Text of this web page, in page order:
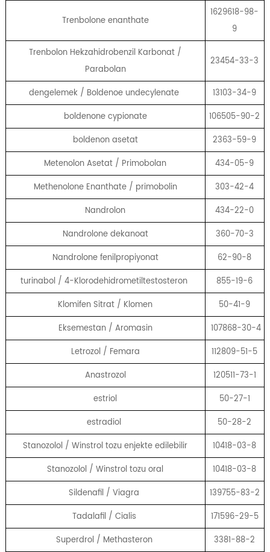
Trenbolone enanthate
1629618-98-
9
Trenbolon Hekzahidrobenzil Karbonat /
Parabolan
23454-33-3
dengelemek / Boldenoe undecylenate
13103-34-9
boldenone cypionate
106505-90-2
boldenon asetat
2363-59-9
Metenolon Asetat / Primobolan
434-05-9
Methenolone Enanthate / primobolin
303-42-4
Nandrolon
434-22-0
Nandrolone dekanoat
360-70-3
Nandrolone fenilpropiyonat
62-90-8
turinabol / 4-Klorodehidrometiltestosteron
855-19-6
Klomifen Sitrat / Klomen
50-41-9
Eksemestan / Aromasin
107868-30-4
Letrozol / Femara
112809-51-5
Anastrozol
120511-73-1
estriol
50-27-1
estradiol
50-28-2
Stanozolol / Winstrol tozu enjekte edilebilir
10418-03-8
Stanozolol / Winstrol tozu oral
10418-03-8
Sildenafil / Viagra
139755-83-2
Tadalafil / Cialis
171596-29-5
Superdrol / Methasteron
3381-88-2